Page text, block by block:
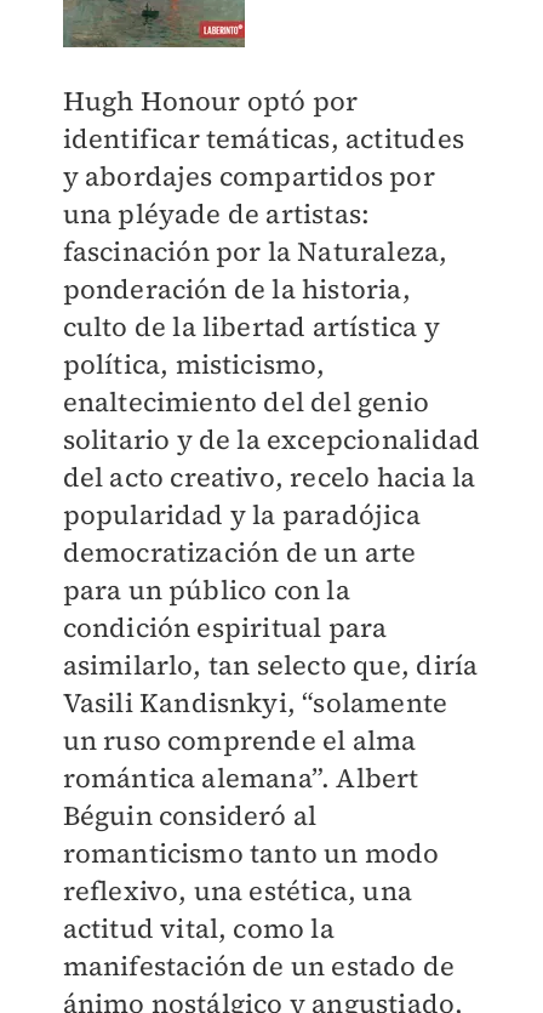
Hugh Honour optó por
identificar temáticas, actitudes
y abordajes compartidos por
una pléyade de artistas:
fascinación por la Naturaleza,
ponderación de la historia,
culto de la libertad artística y
política, misticismo,
enaltecimiento del del genio
solitario y de la excepcionalidad
del acto creativo, recelo hacia la
popularidad y la paradójica
democratización de un arte
para un público con la
condición espiritual para
asimilarlo, tan selecto que, diría
Vasili Kandisnkyi, “solamente
un ruso comprende el alma
romántica alemana”. Albert
Béguin consideró al
romanticismo tanto un modo
reflexivo, una estética, una
actitud vital, como la
manifestación de un estado de
ánimo nostálgico y angustiado,